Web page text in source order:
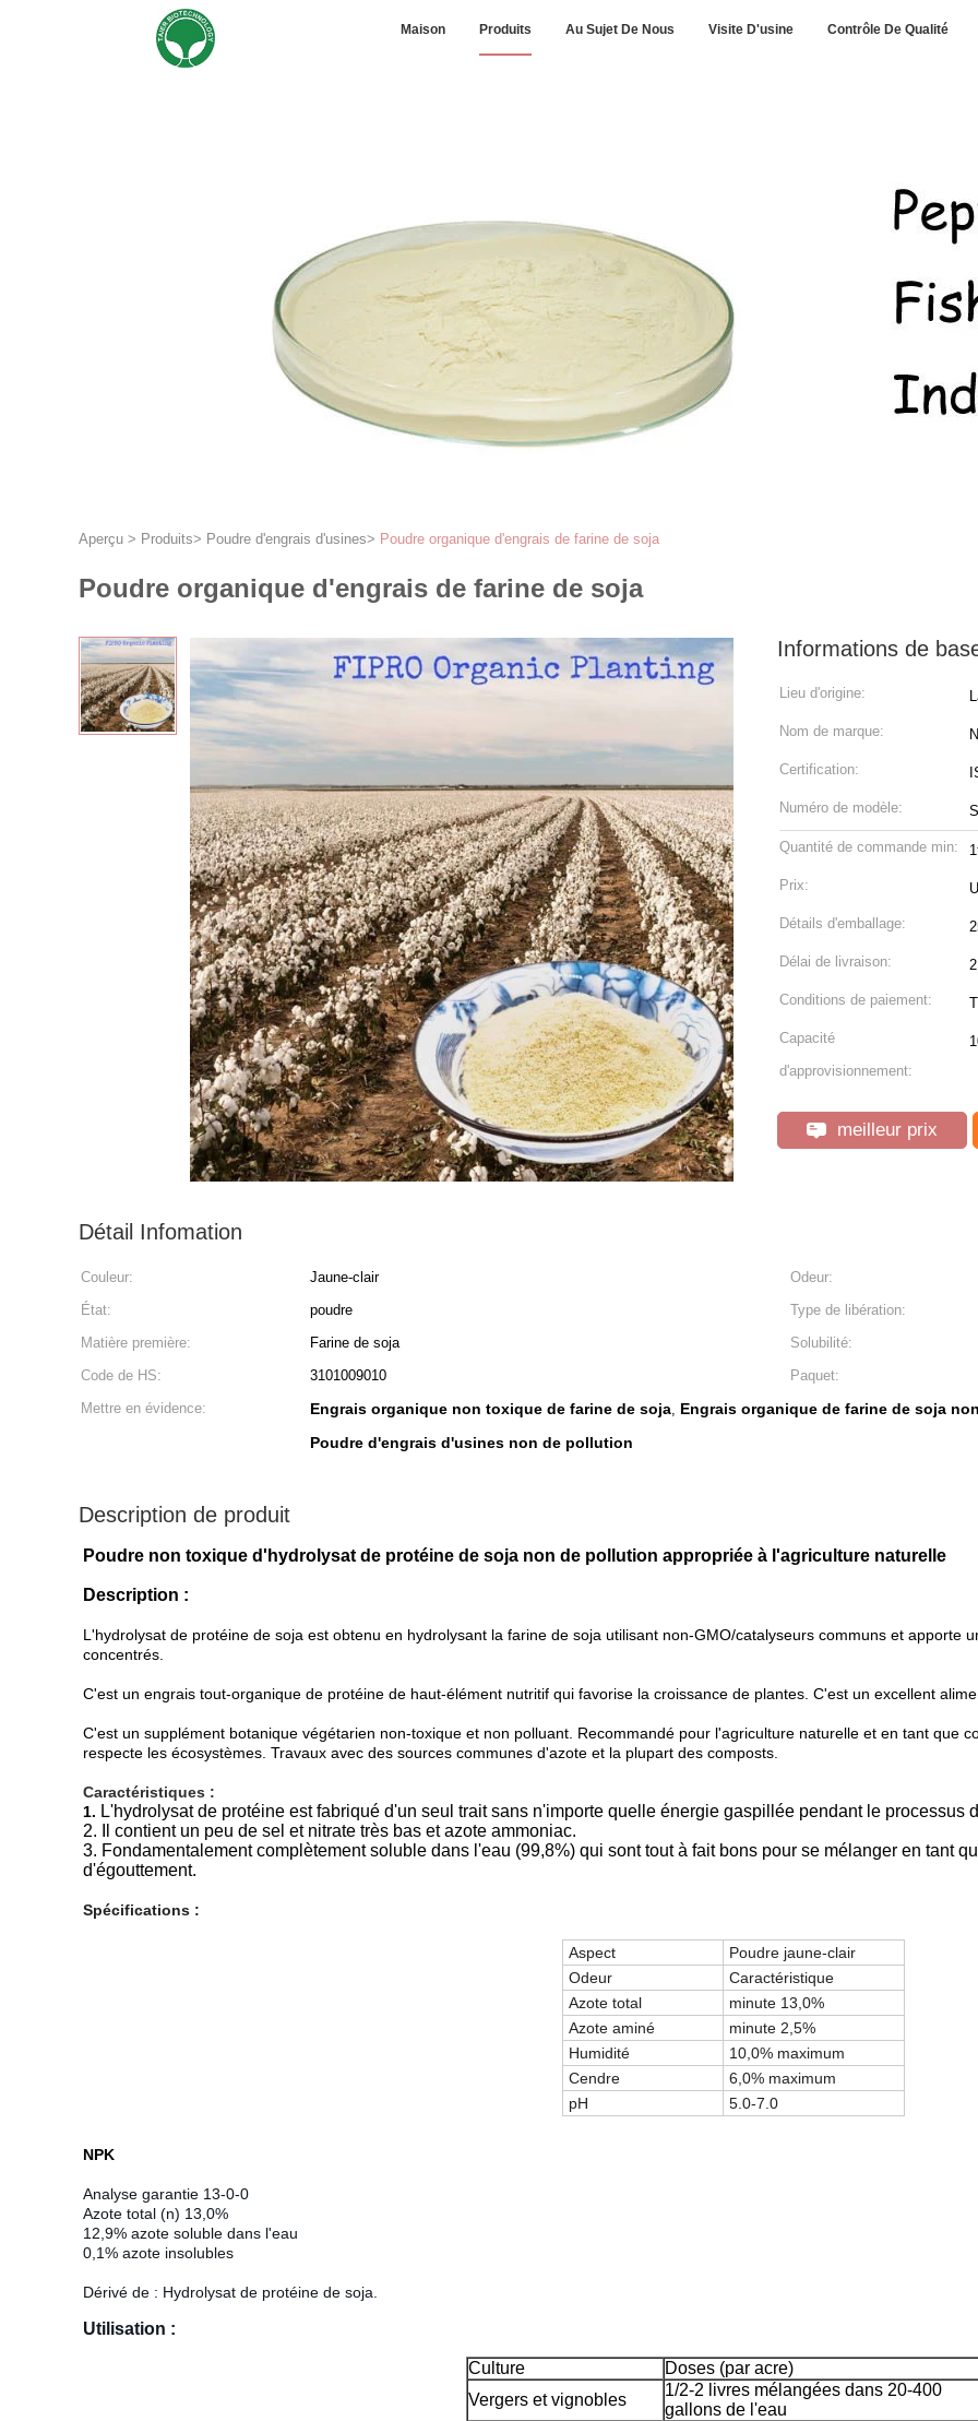
Maison Produits Au Sujet De Nous Visite D'usine Contrôle De Qualité
Aperçu > Produits> Poudre d'engrais d'usines> Poudre organique d'engrais de farine de soja
Poudre organique d'engrais de farine de soja
Informations de
Lieu d'origine:
Nom de marque:
Certification:
Numéro de modèle:
Quantité de commande min:
Prix:
Détails d'emballage:
Délai de livraison:
Conditions de paiement:
Capacité
d'approvisionnement:
meilleur prix
Détail Infomation
Couleur: Jaune-clair
Odeur:
État:
poudre
Type de libération:
Matière première:
Farine de soja
Solubilité:
Code de HS:
3101009010
Paquet:
Mettre en évidence:
Engrais organique non toxique de farine de soja, Engrais organique de farine de soja
Poudre d'engrais d'usines non de pollution
Description de produit
Poudre non toxique d'hydrolysat de protéine de soja non de pollution appropriée à l'agriculture naturelle
Description :
L'hydrolysat de protéine de soja est obtenu en hydrolysant la farine de soja utilisant non-GMO/catalyseurs communs et apporte
concentrés.
C'est un engrais tout-organique de protéine de haut-élément nutritif qui favorise la croissance de plantes. C'est un excellent
C'est un supplément botanique végétarien non-toxique et non polluant. Recommandé pour l'agriculture naturelle et en tant que
respecte les écosystèmes. Travaux avec des sources communes d'azote et la plupart des composts.
Caractéristiques :
1. L'hydrolysat de protéine est fabriqué d'un seul trait sans n'importe quelle énergie gaspillée pendant le processus
2. Il contient un peu de sel et nitrate très bas et azote ammoniac.
3. Fondamentalement complètement soluble dans l'eau (99,8%) qui sont tout à fait bons pour se mélanger en tant
d'égouttement.
Spécifications :
Aspect
Poudre jaune-clair
Odeur
Caractéristique
Azote total
minute 13,0%
Azote aminé
minute 2,5%
Humidité
10,0% maximum
Cendre
6,0% maximum
pH
5.0-7.0
NPK
Analyse garantie 13-0-0
Azote total (n) 13,0%
12,9% azote soluble dans l'eau
0,1% azote insolubles
Dérivé de : Hydrolysat de protéine de soja.
Utilisation :
Culture
Doses (par acre)
Vergers et vignobles
1/2-2 livres mélangées dans 20-400
gallons de l'eau